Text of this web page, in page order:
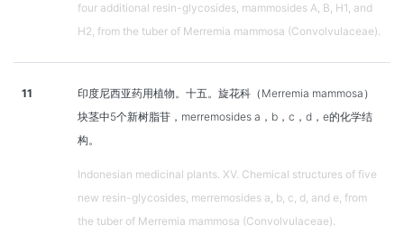
four additional resin-glycosides, mammosides A, B, H1, and
H2, from the tuber of Merremia mammosa (Convolvulaceae).
11
印度尼西亚药用植物。十五。旋花科（Merremia mammosa）
块茎中5个新树脂苷，merremosides a，b，c，d，e的化学结
构。
Indonesian medicinal plants. XV. Chemical structures of five
new resin-glycosides, merremosides a, b, c, d, and e, from
the tuber of Merremia mammosa (Convolvulaceae).